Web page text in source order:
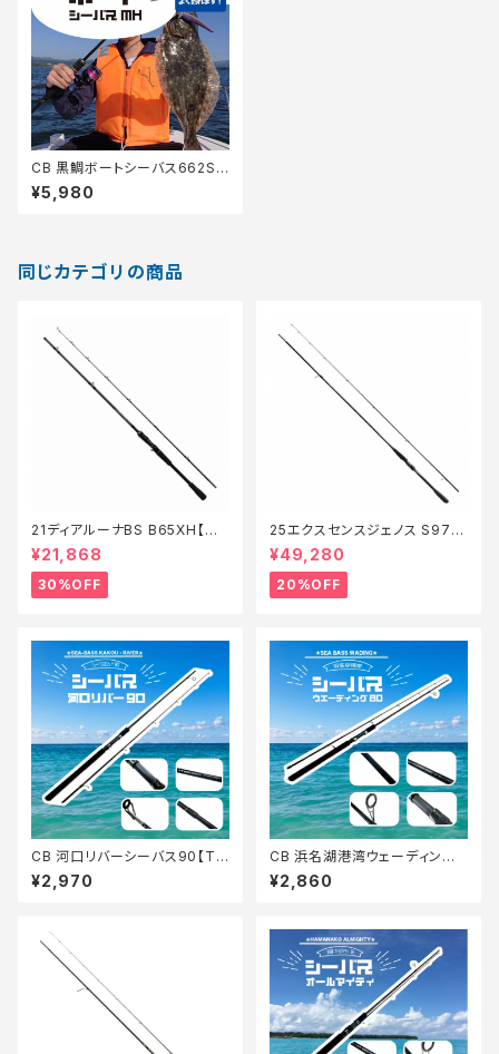
CB 黒鯛ボートシーバス662S-
MH【Tオリ】
¥5,980
同じカテゴリの商品
21ディアルーナBS B65XH【特
価ロッド】【30】
¥21,868
30%OFF
25エクスセンスジェノス S97M
H/F【特価ロッド】【20】
¥49,280
20%OFF
CB 河口リバーシーバス90【Tオ
リ】
¥2,970
CB 浜名湖港湾ウェーディング
シーバス80【Tオリ】
¥2,860